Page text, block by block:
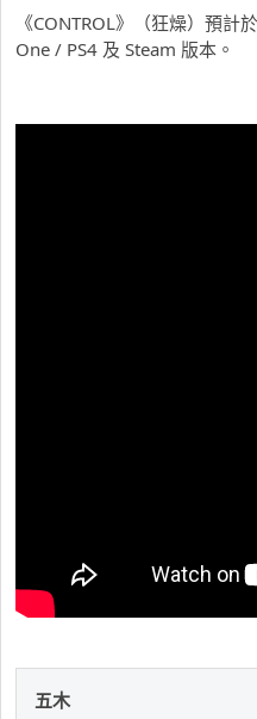
《CONTROL》（狂燥）預
One / PS4 及 Steam 版本。
五木